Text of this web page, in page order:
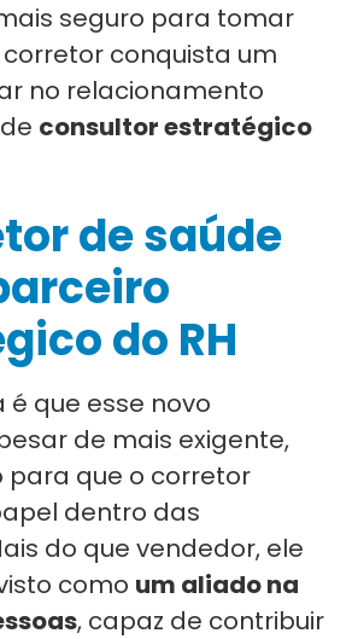
seguro para tomar
conquista um
no relacionamento
consultor estratégico
de saúde
do RH
é que esse novo
de mais exigente,
que o corretor
dentro das
do que vendedor, ele
como um aliado na
, capaz de contribuir